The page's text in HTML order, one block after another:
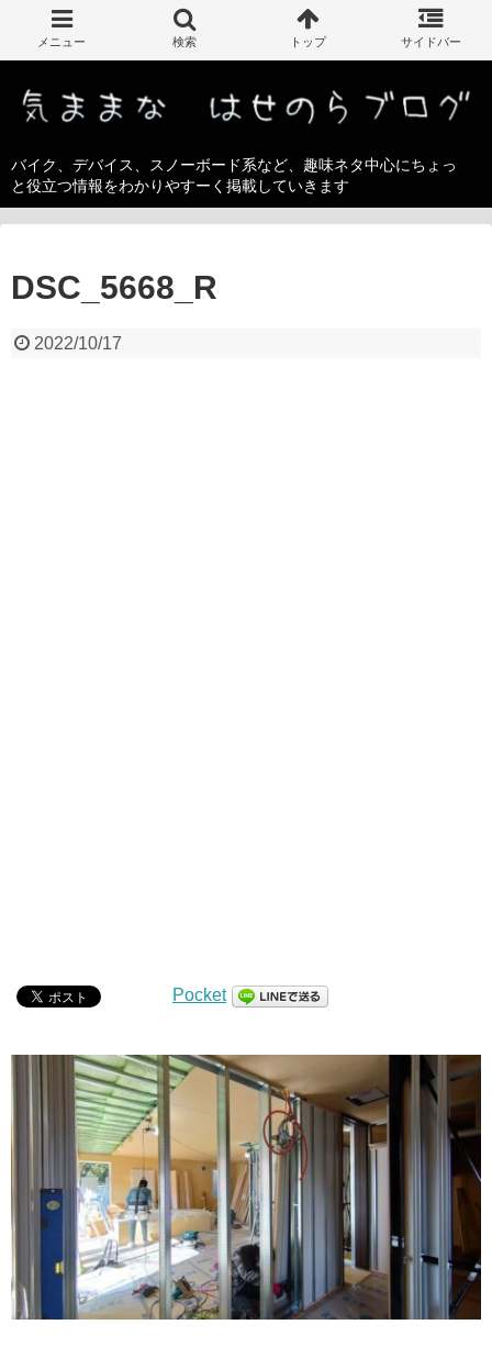
バイク、デバイス、スノーボード系など、趣味ネタ中心にちょっ
と役立つ情報をわかりやすーく掲載していきます
DSC_5668_R
2022/10/17
Pocket